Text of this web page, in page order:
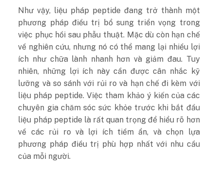
Như vậy, liệu pháp peptide đang trở thành một
phương pháp điều trị bổ sung triển vọng trong
việc phục hồi sau phẫu thuật. Mặc dù còn hạn chế
về nghiên cứu, nhưng nó có thể mang lại nhiều lợi
ích như chữa lành nhanh hơn và giảm đau. Tuy
nhiên, những lợi ích này cần được cân nhắc kỹ
lưỡng và so sánh với rủi ro và hạn chế đi kèm với
liệu pháp peptide. Việc tham khảo ý kiến của các
chuyên gia chăm sóc sức khỏe trước khi bắt đầu
liệu pháp peptide là rất quan trọng để hiểu rõ hơn
về các rủi ro và lợi ích tiềm ẩn, và chọn lựa
phương pháp điều trị phù hợp nhất với nhu cầu
của mỗi người.